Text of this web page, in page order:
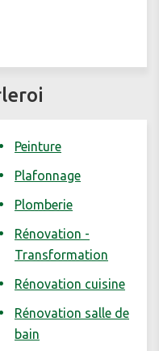
Peinture
Plafonnage
Plomberie
Rénovation -
Transformation
Rénovation cuisine
Rénovation salle de
bain